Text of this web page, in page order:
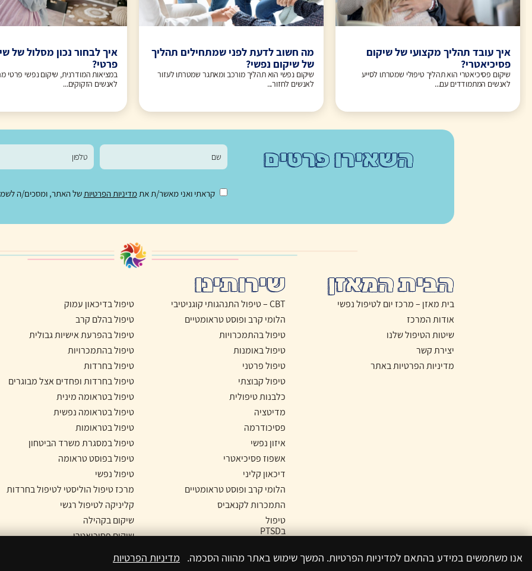
איך עובד תהליך מקצועי של שיקום
פסיכיאטרי?
שיקום פסיכיאטרי הוא תהליך טיפולי שמטרתו לסייע
לאנשים המתמודדים עם...
מה חשוב לדעת לפני שמתחילים תהליך
של שיקום נפשי?
שיקום נפשי הוא תהליך מורכב ומאתגר שמטרתו לעזור
לאנשים לחזור...
איך לבחור נכון מסלול של
פרטי?
במציאות המודרנית, שיקום נפשי פרטי
לאנשים הזקוקים...
השאירו פרטים
קראתי ואני מאשר/ת אתמדיניות הפרטיותשל האתר, ומסכים/ה
הבית המאזן
בית מאזן – מרכז יום לטיפול נפשי
אודות המרכז
שיטות הטיפול שלנו
יצירת קשר
מדיניות הפרטיות באתר
שירותינו
CBT – טיפול התנהגותי קוגניטיבי
הלומי קרב ופוסט טראומטיים
טיפול בהתמכרויות
טיפול באומנות
טיפול פרטני
טיפול קבוצתי
כלבנות טיפולית
מדיטציה
פסיכודרמה
איזון נפשי
אשפוז פסיכיאטרי
דיכאון קליני
הלומי קרב ופוסט טראומטיים
התמכרות לקנאביס
טיפול
בPTSD
טיפול בדיכאון עמוק
טיפול בהלם קרב
טיפול בהפרעת אישיות גבולית
טיפול בהתמכרויות
טיפול בחרדות
טיפול בחרדות ופחדים אצל מבוגרים
טיפול בטראומה מינית
טיפול בטראומה נפשית
טיפול בטראומות
טיפול במסגרת משרד הביטחון
טיפול בפוסט טראומה
טיפול נפשי
מרכז טיפול הוליסטי לטיפול בחרדות
קליניקה לטיפול רגשי
שיקום בקהילה
שיקום פסיכיאטרי
אנו משתמשים במידע בהתאם למדיניות הפרטיות. המשך שימוש באתר מהווה הסכמה. מדיניות הפרטיות